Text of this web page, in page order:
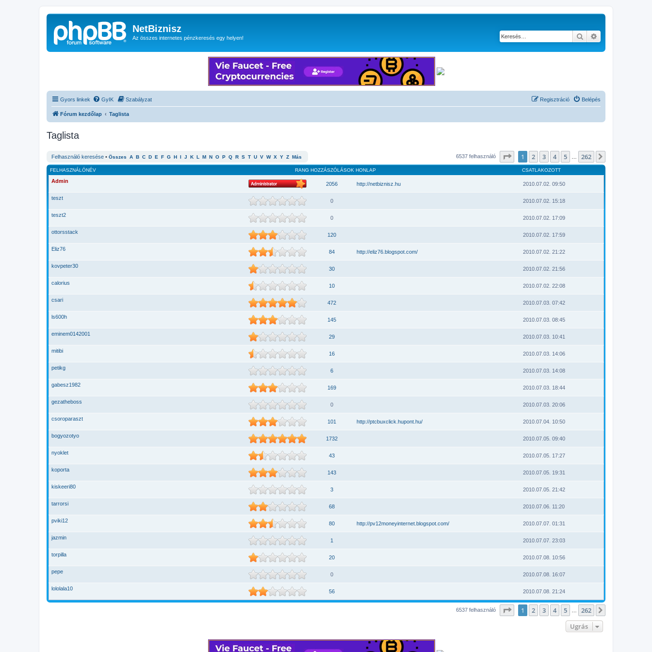
NetBiznisz
Az összes internetes pénzkeresés egy helyen! Keresés
Gyors linkek GyIK Szabályzat Belépés
Regisztráció
Fórum kezdőlap Taglista
Taglista
Felhasználó keresése • Összes A B C D E F G H I J K L M N O P Q R S T U V W X Y Z Más 6537 felhasználó Oldal: 1 262
1 2 3 4 5 262
RANG
FELHASZNÁLÓNÉV HOZZÁSZÓLÁSOK HONLAP CSATLAKOZOTT
Admin 2056 http://netbiznisz.hu 2010.07.02. 09:50
teszt 0 2010.07.02. 15:18
teszt2 0 2010.07.02. 17:09
ottorsstack 120 2010.07.02. 17:59
Eliz76 84 http://eliz76.blogspot.com/ 2010.07.02. 21:22
kovpeter30 30 2010.07.02. 21:56
calorius 10 2010.07.02. 22:08
csari 472 2010.07.03. 07:42
ls600h 145 2010.07.03. 08:45
eminem0142001 29 2010.07.03. 10:41
mitibi 16 2010.07.03. 14:06
petikg 6 2010.07.03. 14:08
gabesz1982 169 2010.07.03. 18:44
gezatheboss 0 2010.07.03. 20:06
csoroparaszt 101 http://ptcbuxclick.hupont.hu/ 2010.07.04. 10:50
bogyozotyo 1732 2010.07.05. 09:40
nyoklet 43 2010.07.05. 17:27
koporta 143 2010.07.05. 19:31
kiskeeri80 3 2010.07.05. 21:42
tarrorsi 68 2010.07.06. 11:20
pviki12 80 http://pv12moneyinternet.blogspot.com/ 2010.07.07. 01:31
jazmin 1 2010.07.07. 23:03
torpilla 20 2010.07.08. 10:56
pepe 0 2010.07.08. 16:07
lololala10 56 2010.07.08. 21:24
6537 felhasználó Oldal: 1 262
1 2 3 4 5 262
Ugrás